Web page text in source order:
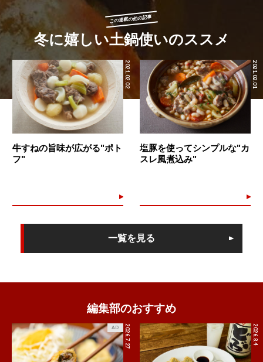
この連載の他の記事
冬に嬉しい土鍋使いのススメ
2021.02.02
牛すねの旨味が広がる"ポト
フ"
2021.02.01
塩豚を使ってシンプルな"カ
スレ風煮込み"
一覧を見る
編集部のおすすめ
2026.7.27
AD 2026.8.4